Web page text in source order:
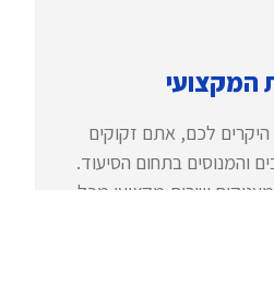
המקצועי
לכם, אתם זקוקים
והמנוסים בתחום הסיעוד.
שירות מקצועי מכל